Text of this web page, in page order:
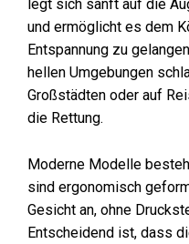
legt sich sanft auf die
und ermöglicht es dem
Entspannung zu
hellen Umgebungen
Großstädten oder auf
die Rettung.
Moderne Modelle
sind ergonomisch
Gesicht an, ohne
Entscheidend ist, dass